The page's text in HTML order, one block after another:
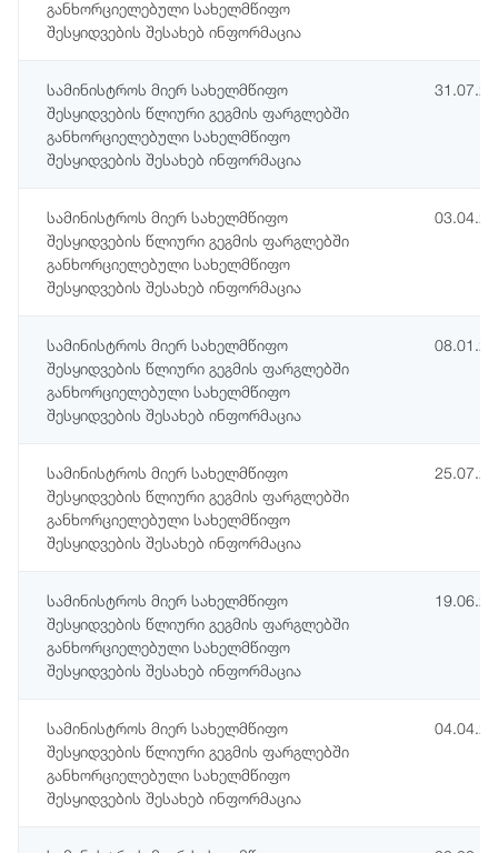
განხორციელებული სახელმწიფო
შესყიდვების შესახებ ინფორმაცია
სამინისტროს მიერ სახელმწიფო
შესყიდვების წლიური გეგმის ფარგლებში
განხორციელებული სახელმწიფო
შესყიდვების შესახებ ინფორმაცია
სამინისტროს მიერ სახელმწიფო
შესყიდვების წლიური გეგმის ფარგლებში
განხორციელებული სახელმწიფო
შესყიდვების შესახებ ინფორმაცია
სამინისტროს მიერ სახელმწიფო
შესყიდვების წლიური გეგმის ფარგლებში
განხორციელებული სახელმწიფო
შესყიდვების შესახებ ინფორმაცია
სამინისტროს მიერ სახელმწიფო
შესყიდვების წლიური გეგმის ფარგლებში
განხორციელებული სახელმწიფო
შესყიდვების შესახებ ინფორმაცია
სამინისტროს მიერ სახელმწიფო
შესყიდვების წლიური გეგმის ფარგლებში
განხორციელებული სახელმწიფო
შესყიდვების შესახებ ინფორმაცია
სამინისტროს მიერ სახელმწიფო
შესყიდვების წლიური გეგმის ფარგლებში
განხორციელებული სახელმწიფო
შესყიდვების შესახებ ინფორმაცია